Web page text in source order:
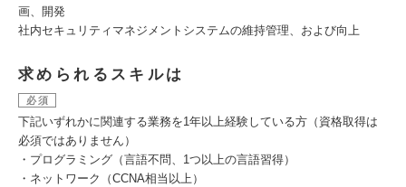
画、開発
社内セキュリティマネジメントシステムの維持管理、および向上
求められるスキルは
必須
下記いずれかに関連する業務を1年以上経験している方（資格取得は
必須ではありません）
・プログラミング（言語不問、1つ以上の言語習得）
・ネットワーク（CCNA相当以上）